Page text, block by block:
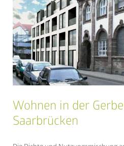
Wohnen in der
Saarbrücken